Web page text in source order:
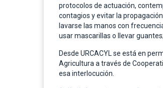
protocolos de actuación,
contagios y evitar la
lavarse las manos con
usar mascarillas o llevar
Desde URCACYL se está en
Agricultura a través de
esa interlocución.